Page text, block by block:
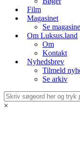
Film
Magasinet
Se
Om Luksus.land
Om
Kontakt
Nyhedsbrev
Tilmeld
Se arkiv
×